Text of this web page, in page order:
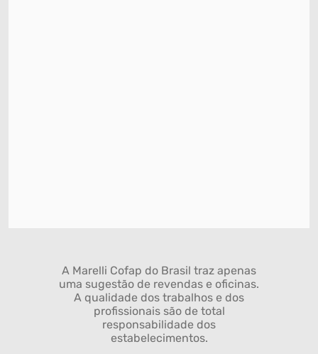
A Marelli Cofap do Brasil traz apenas
uma sugestão de revendas e oficinas.
A qualidade dos trabalhos e dos
profissionais são de total
responsabilidade dos
estabelecimentos.